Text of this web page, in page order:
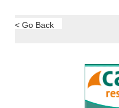
< Go Back